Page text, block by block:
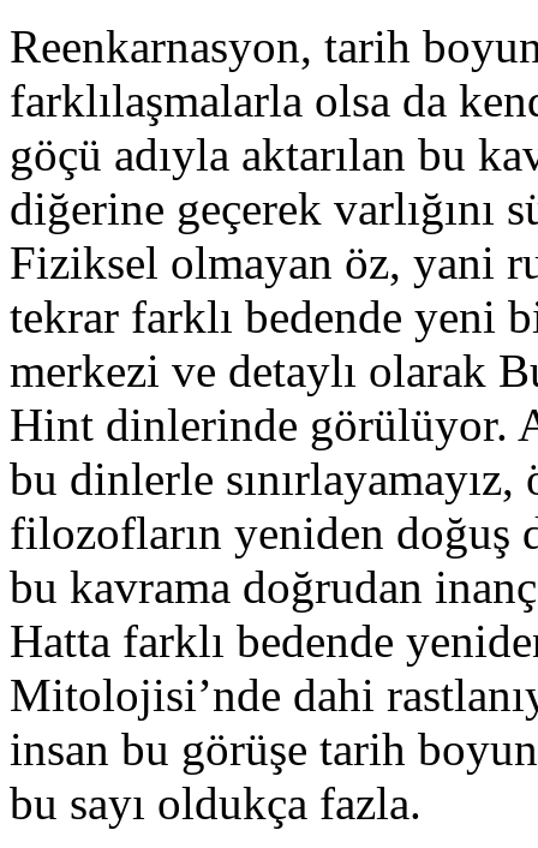
Reenkarnasyon, tarih
farklılaşmalarla olsa da
göçü adıyla aktarılan bu
diğerine geçerek varlığını
Fiziksel olmayan öz, yani
tekrar farklı bedende yeni
merkezi ve detaylı olarak
Hint dinlerinde görülüyor.
bu dinlerle
filozofların yeniden doğuş
bu kavrama doğrudan
Hatta farklı bedende
Mitolojisi’nde dahi
insan bu görüşe tarih
bu sayı oldukça fazla.